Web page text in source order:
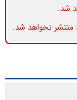
شد.
منتشر نخواهد شد.